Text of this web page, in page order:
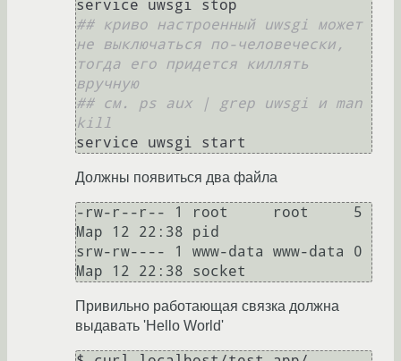
## криво настроенный uwsgi может
не выключаться по-человечески,
тогда его придется киллять
вручную
## см. ps aux | grep uwsgi и man
kill
Должны появиться два файла
-rw-r--r-- 1 root     root     5
Мар 12 22:38 pid
srw-rw---- 1 www-data www-data 0
Привильно работающая связка должна
выдавать 'Hello World'